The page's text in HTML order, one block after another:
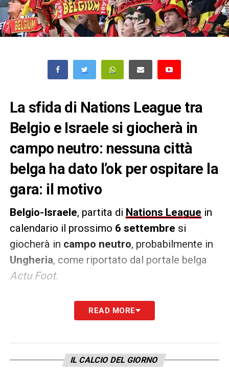
La sfida di Nations League tra
Belgio e Israele si giocherà in
campo neutro: nessuna città
belga ha dato l’ok per ospitare la
gara: il motivo
Belgio-Israele, partita di Nations League in
calendario il prossimo 6 settembre si
giocherà in campo neutro, probabilmente in
Ungheria, come riportato dal portale belga
Actu Foot.
Il motivo è legato alla sicurezza, considerata
la tensione sempre maggiore per il conflitto
di attentatinessuna città belga ha voluto
READ MORE
IL CALCIO DEL GIORNO